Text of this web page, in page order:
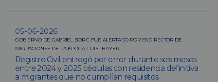
05-06-2026
GOBIERNO DE GABRIEL BORIC FUE ALERTADO POR EXDIRECTOR DE
MIGRACIONES DE LA ÉPOCA, LUIS THAYER
Registro Civil entregó por error durante seis meses
entre 2024 y 2025 cédulas con residencia definitiva
a migrantes que no cumplían requisitos